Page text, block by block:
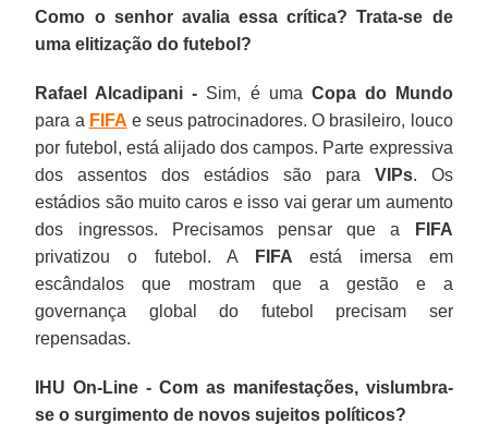
Como o senhor avalia essa crítica? Trata-se de
uma elitização do futebol?
Rafael Alcadipani - Sim, é uma Copa do Mundo
para a FIFA e seus patrocinadores. O brasileiro, louco
por futebol, está alijado dos campos. Parte expressiva
dos assentos dos estádios são para VIPs. Os
estádios são muito caros e isso vai gerar um aumento
dos ingressos. Precisamos pensar que a
FIFA
privatizou o futebol. A
FIFA está imersa em
escândalos que mostram que a gestão e a
governança global do futebol precisam ser
repensadas.
IHU On-Line - Com as manifestações, vislumbra-
se o surgimento de novos sujeitos políticos?